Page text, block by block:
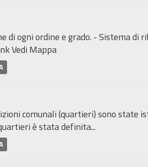
di ogni ordine e grado. - Sistema di
Vedi Mappa
comunali (quartieri) sono state
è stata definita...